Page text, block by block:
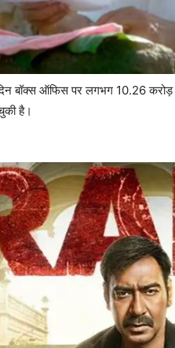
बॉक्स ऑफिस पर लगभग 10.26 करोड़
है।